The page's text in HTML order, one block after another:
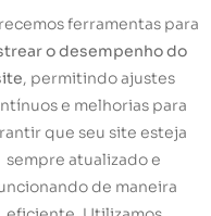
ferramentas para
o desempenho do
, permitindo ajustes
e melhorias para
que seu site esteja
sempre atualizado e
de maneira